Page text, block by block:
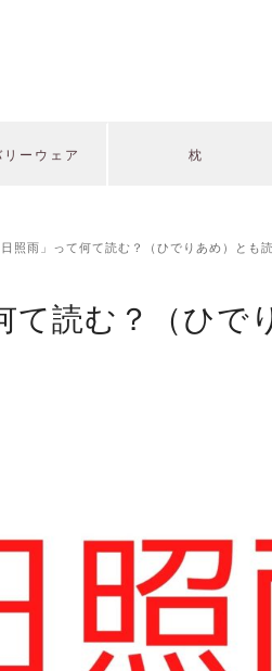
リーウェア 枕
日照雨」って何て読む？（ひでりあめ）とも
て読む？（ひで